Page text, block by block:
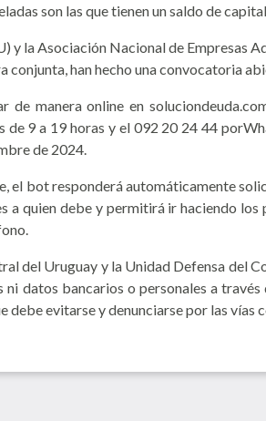
son las que tienen un saldo de
y la Asociación Nacional de Empresas
han hecho una convocatoria
manera online en
9 a 19 horas y el 092 20 24 44
de 2024.
el bot responderá automáticamente
a quien debe y permitirá ir haciendo
del Uruguay y la Unidad Defensa del
ni datos bancarios o personales a
evitarse y denunciarse por las vías